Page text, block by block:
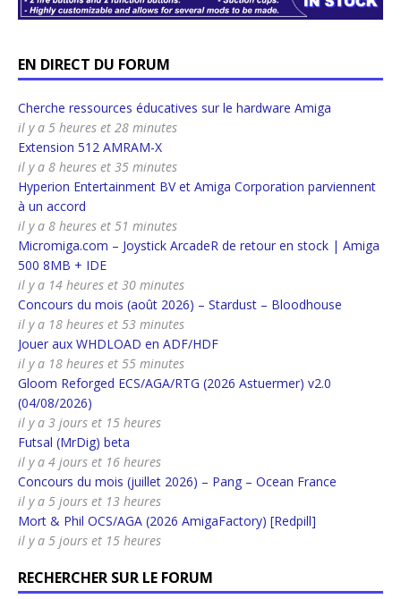
EN DIRECT DU FORUM
Cherche ressources éducatives sur le hardware Amiga
il y a 5 heures et 28 minutes
Extension 512 AMRAM-X
il y a 8 heures et 35 minutes
Hyperion Entertainment BV et Amiga Corporation parviennent
à un accord
il y a 8 heures et 51 minutes
Micromiga.com – Joystick ArcadeR de retour en stock | Amiga
500 8MB + IDE
il y a 14 heures et 30 minutes
Concours du mois (août 2026) – Stardust – Bloodhouse
il y a 18 heures et 53 minutes
Jouer aux WHDLOAD en ADF/HDF
il y a 18 heures et 55 minutes
Gloom Reforged ECS/AGA/RTG (2026 Astuermer) v2.0
(04/08/2026)
il y a 3 jours et 15 heures
Futsal (MrDig) beta
il y a 4 jours et 16 heures
Concours du mois (juillet 2026) – Pang – Ocean France
il y a 5 jours et 13 heures
Mort & Phil OCS/AGA (2026 AmigaFactory) [Redpill]
il y a 5 jours et 15 heures
RECHERCHER SUR LE FORUM